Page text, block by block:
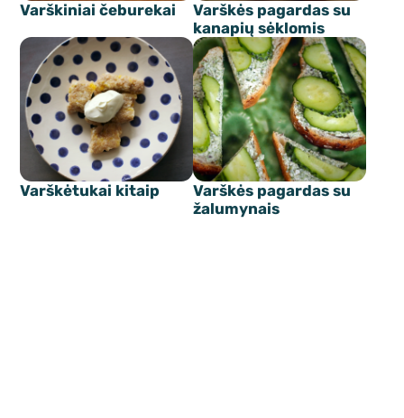
Varškiniai čeburekai
Varškės pagardas su
kanapių sėklomis
Varškėtukai kitaip
Varškės pagardas su
žalumynais